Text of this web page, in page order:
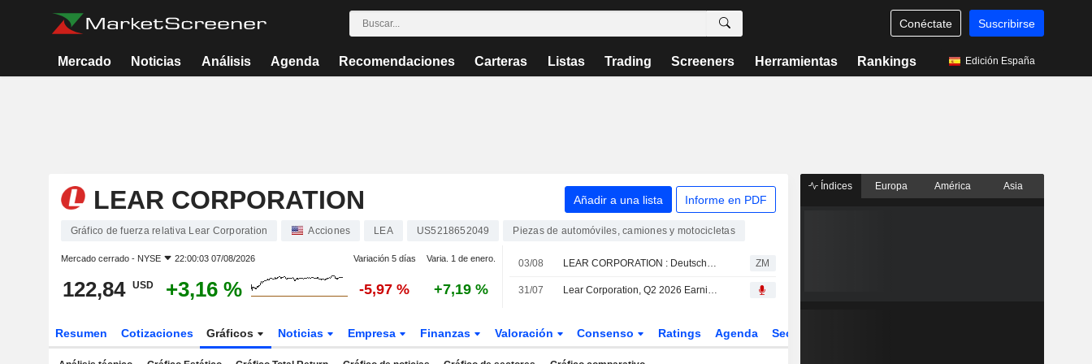
Conéctate Suscribirse
Mercado Noticias Análisis Agenda Recomendaciones Carteras Listas Trading Screeners Herramientas Rankings Edición España
LEAR CORPORATION Añadir a una lista Informe en PDF
Gráfico de fuerza relativa Lear Corporation Acciones LEA US5218652049 Piezas de automóviles, camiones y motocicletas
Mercado cerrado - NYSE 22:00:03 07/08/2026 Variación 5 días Varia. 1 de enero.
122,84 USD +3,16 % -5,97 % +7,19 %
03/08 LEAR CORPORATION : Deutsche Bank Securities se mantiene neutral. ZM
31/07 Lear Corporation, Q2 2026 Earnings Call, Jul 31, 2026
Resumen Cotizaciones Gráficos Noticias Empresa Finanzas Valoración Consenso Ratings Agenda Sector
Índices Europa América Asia